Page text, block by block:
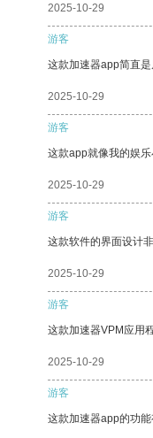
2025-10-29
游客
这款加速器app简直
2025-10-29
游客
这款app就像我的娱乐
2025-10-29
游客
这款软件的界面设计
2025-10-29
游客
这款加速器VPM应用
2025-10-29
游客
这款加速器app的功